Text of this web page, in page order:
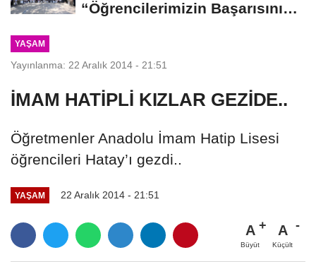
“Öğrencilerimizin Başarısını
YAŞAM
Yayınlanma: 22 Aralık 2014 - 21:51
İMAM HATİPLİ KIZLAR GEZİDE..
Öğretmenler Anadolu İmam Hatip Lisesi
öğrencileri Hatay’ı gezdi..
YAŞAM 22 Aralık 2014 - 21:51
A
Büyüt
A
Küçült